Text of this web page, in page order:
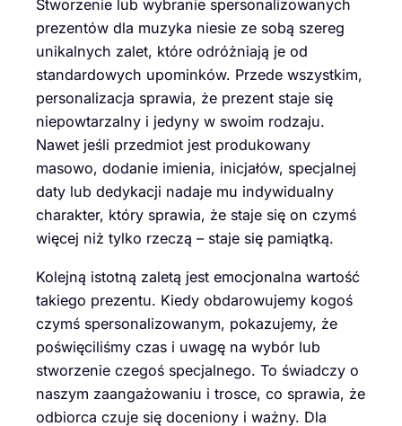
Stworzenie lub wybranie spersonalizowanych
prezentów dla muzyka niesie ze sobą szereg
unikalnych zalet, które odróżniają je od
standardowych upominków. Przede wszystkim,
personalizacja sprawia, że prezent staje się
niepowtarzalny i jedyny w swoim rodzaju.
Nawet jeśli przedmiot jest produkowany
masowo, dodanie imienia, inicjałów, specjalnej
daty lub dedykacji nadaje mu indywidualny
charakter, który sprawia, że staje się on czymś
więcej niż tylko rzeczą – staje się pamiątką.
Kolejną istotną zaletą jest emocjonalna wartość
takiego prezentu. Kiedy obdarowujemy kogoś
czymś spersonalizowanym, pokazujemy, że
poświęciliśmy czas i uwagę na wybór lub
stworzenie czegoś specjalnego. To świadczy o
naszym zaangażowaniu i trosce, co sprawia, że
odbiorca czuje się doceniony i ważny. Dla